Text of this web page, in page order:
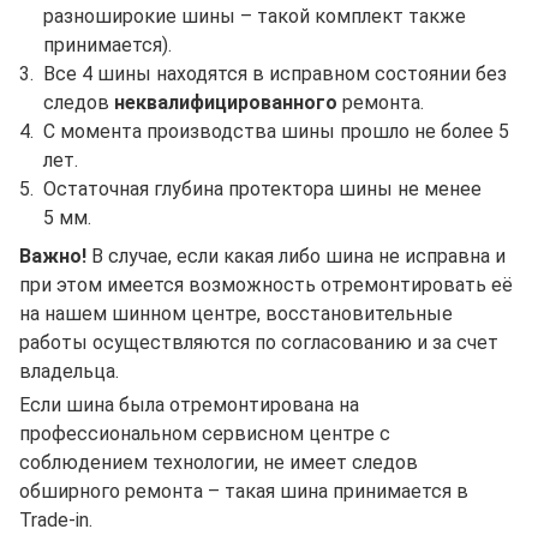
разноширокие шины – такой комплект также
принимается).
Все 4 шины находятся в исправном состоянии без
следов неквалифицированного ремонта.
С момента производства шины прошло не более 5
лет.
Остаточная глубина протектора шины не менее
5 мм.
Важно! В случае, если какая либо шина не исправна и
при этом имеется возможность отремонтировать её
на нашем шинном центре, восстановительные
работы осуществляются по согласованию и за счет
владельца.
Если шина была отремонтирована на
профессиональном сервисном центре с
соблюдением технологии, не имеет следов
обширного ремонта – такая шина принимается в
Trade-in.